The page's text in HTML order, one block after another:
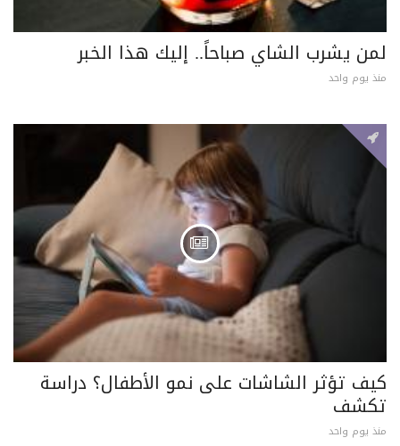
لمن يشرب الشاي صباحاً.. إليك هذا الخبر
منذ يوم واحد
كيف تؤثر الشاشات على نمو الأطفال؟ دراسة
تكشف
منذ يوم واحد